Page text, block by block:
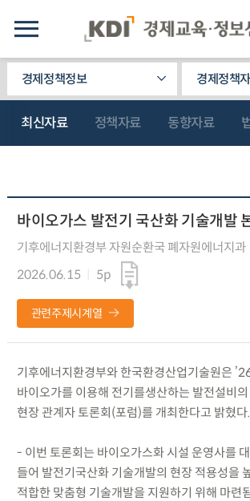
경제정책정보 경제정책
최신자료 정책자료 동향자료
바이오가스 발전기 국산화 기술개발
기후에너지환경부 자원순환국 폐자원에너지과
2026.06.15
5p
관련주제시계열
기후에너지환경부와 한국환경산업기술원은
바이오가를 이용해 전기를생산하는 발전설비
현장 관계자 토론회(포럼)를 개최한다고 밝혔다.
- 이번 토론회는 바이오가스화 시설 운영사를
들어 발전기국산화 기술개발의 현장 적용성을
적합한 맞춤형 기술개발을 지원하기 위해 마련